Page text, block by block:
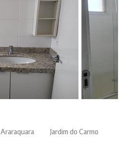
Araraquara Jardim do Carmo